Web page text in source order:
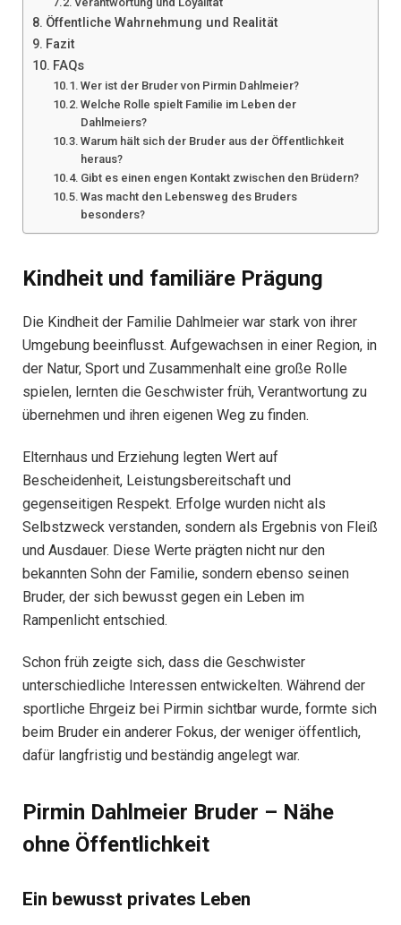
Öffentliche Wahrnehmung und Realität
Fazit
FAQs
Wer ist der Bruder von Pirmin Dahlmeier?
Welche Rolle spielt Familie im Leben der
Dahlmeiers?
Warum hält sich der Bruder aus der Öffentlichkeit
heraus?
Gibt es einen engen Kontakt zwischen den Brüdern?
Was macht den Lebensweg des Bruders
besonders?
Kindheit und familiäre Prägung
Die Kindheit der Familie Dahlmeier war stark von ihrer
Umgebung beeinflusst. Aufgewachsen in einer Region, in
der Natur, Sport und Zusammenhalt eine große Rolle
spielen, lernten die Geschwister früh, Verantwortung zu
übernehmen und ihren eigenen Weg zu finden.
Elternhaus und Erziehung legten Wert auf
Bescheidenheit, Leistungsbereitschaft und
gegenseitigen Respekt. Erfolge wurden nicht als
Selbstzweck verstanden, sondern als Ergebnis von Fleiß
und Ausdauer. Diese Werte prägten nicht nur den
bekannten Sohn der Familie, sondern ebenso seinen
Bruder, der sich bewusst gegen ein Leben im
Rampenlicht entschied.
Schon früh zeigte sich, dass die Geschwister
unterschiedliche Interessen entwickelten. Während der
sportliche Ehrgeiz bei Pirmin sichtbar wurde, formte sich
beim Bruder ein anderer Fokus, der weniger öffentlich,
dafür langfristig und beständig angelegt war.
Pirmin Dahlmeier Bruder – Nähe
ohne Öffentlichkeit
Ein bewusst privates Leben